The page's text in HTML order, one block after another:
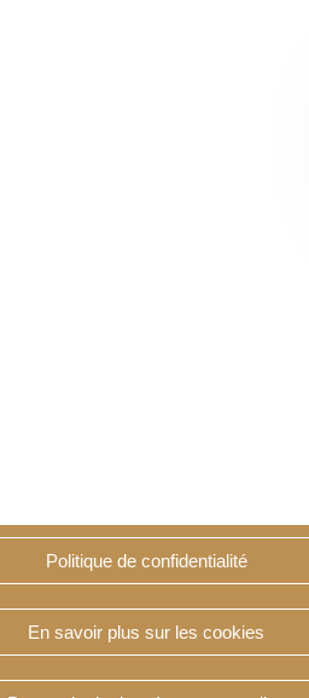
Politique de confidentialité
En savoir plus sur les cookies